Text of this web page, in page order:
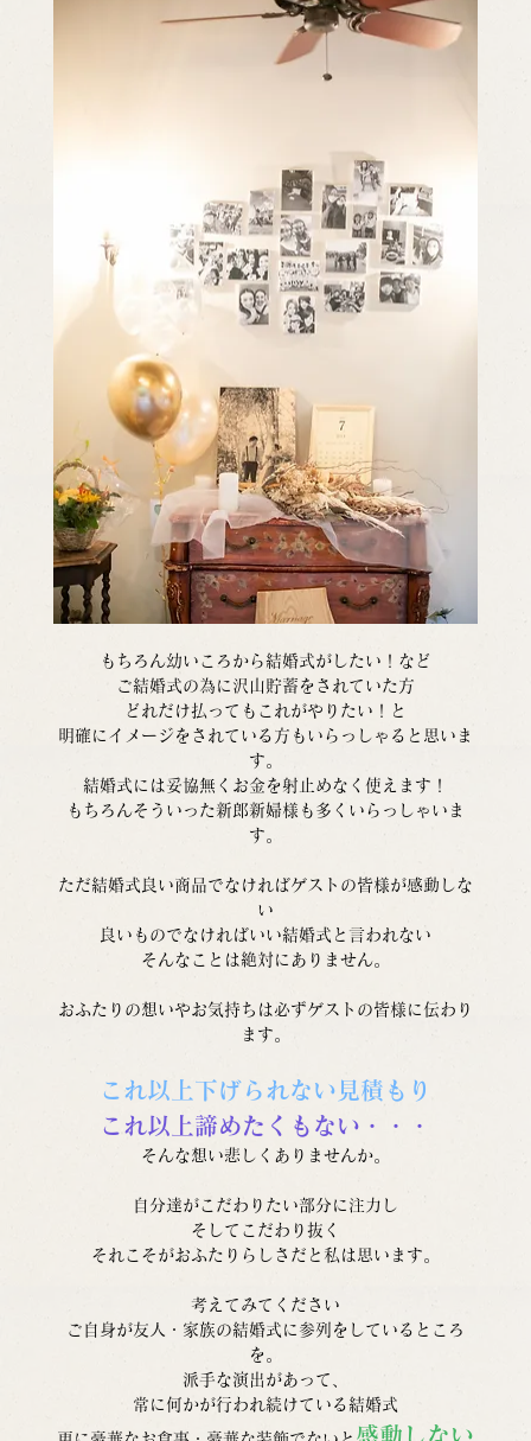
もちろん幼いころから結婚式がしたい！など
ご結婚式の為に沢山貯蓄をされていた方
どれだけ払ってもこれがやりたい！と
明確にイメージをされている方もいらっしゃると思いま
す。
結婚式には妥協無くお金を射止めなく使えます！
もちろんそういった新郎新婦様も多くいらっしゃいま
す。
ただ結婚式良い商品でなければゲストの皆様が感動しな
い
良いものでなければいい結婚式と言われない
そんなことは絶対にありません。
おふたりの想いやお気持ちは必ずゲストの皆様に伝わり
ます。
これ以上下げられない見積もり
これ以上諦めたくもない・・・
そんな想い悲しくありませんか。
自分達がこだわりたい部分に注力し
そしてこだわり抜く
それこそがおふたりらしさだと私は思います。
考えてみてください
ご自身が友人・家族の結婚式に参列をしているところ
を。
派手な演出があって、
常に何かが行われ続けている結婚式
感動しない